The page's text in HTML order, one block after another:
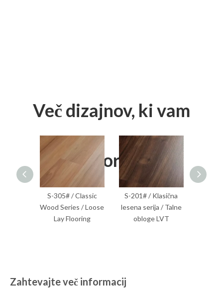
Več dizajnov, ki vam
bodo morda všeč
/ Loose
S-201# / Klasična
lesena serija / Talne
obloge LVT
E40-3# / lesena serija
EIR / Talne obloge
SPC
Zahtevajte več informacij